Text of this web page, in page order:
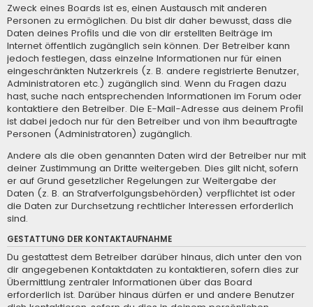
Zweck eines Boards ist es, einen Austausch mit anderen
Personen zu ermöglichen. Du bist dir daher bewusst, dass die
Daten deines Profils und die von dir erstellten Beiträge im
Internet öffentlich zugänglich sein können. Der Betreiber kann
jedoch festlegen, dass einzelne Informationen nur für einen
eingeschränkten Nutzerkreis (z. B. andere registrierte Benutzer,
Administratoren etc.) zugänglich sind. Wenn du Fragen dazu
hast, suche nach entsprechenden Informationen im Forum oder
kontaktiere den Betreiber. Die E-Mail-Adresse aus deinem Profil
ist dabei jedoch nur für den Betreiber und von ihm beauftragte
Personen (Administratoren) zugänglich.
Andere als die oben genannten Daten wird der Betreiber nur mit
deiner Zustimmung an Dritte weitergeben. Dies gilt nicht, sofern
er auf Grund gesetzlicher Regelungen zur Weitergabe der
Daten (z. B. an Strafverfolgungsbehörden) verpflichtet ist oder
die Daten zur Durchsetzung rechtlicher Interessen erforderlich
sind.
GESTATTUNG DER KONTAKTAUFNAHME
Du gestattest dem Betreiber darüber hinaus, dich unter den von
dir angegebenen Kontaktdaten zu kontaktieren, sofern dies zur
Übermittlung zentraler Informationen über das Board
erforderlich ist. Darüber hinaus dürfen er und andere Benutzer